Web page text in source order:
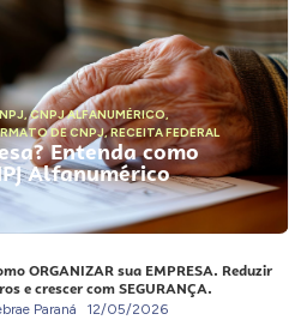
,CNPJ ALFANUMÉRICO,
DE CNPJ,RECEITA FEDERAL
Entenda como
Alfanumérico
ORGANIZAR sua EMPRESA. Reduzir
e crescer com SEGURANÇA.
Paraná 12/05/2026